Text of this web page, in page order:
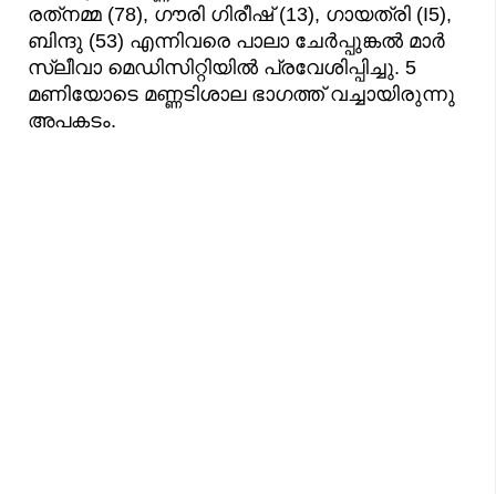
രത്‌നമ്മ (78), ഗൗരി ഗിരീഷ് (13), ഗായത്രി (I5),
ബിന്ദു (53) എന്നിവരെ പാലാ ചേർപ്പുങ്കൽ മാർ
സ്ലീവാ മെഡിസിറ്റിയിൽ പ്രവേശിപ്പിച്ചു. 5
മണിയോടെ മണ്ണടിശാല ഭാഗത്ത് വച്ചായിരുന്നു
അപകടം.